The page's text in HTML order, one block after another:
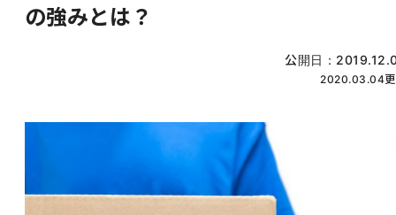
の強みとは？
公開日：
2020.03.04